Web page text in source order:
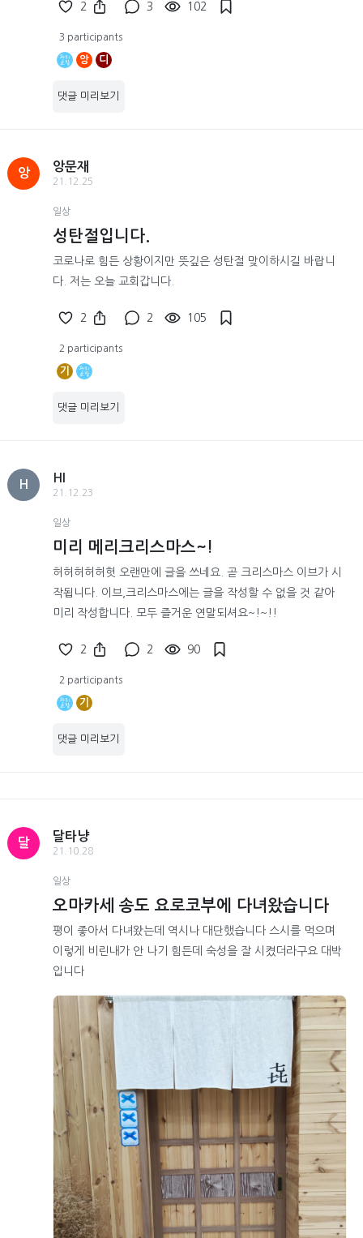
2 3 102
3 participants
앙 디
댓글 미리보기
앙
앙문재
21.12.25
일상
성탄절입니다.
코로나로 힘든 상황이지만 뜻깊은 성탄절 맞이하시길 바랍니
다. 저는 오늘 교회갑니다.
2 2 105
2 participants
기
댓글 미리보기
H
HI
21.12.23
일상
미리 메리크리스마스~!
허허허허허헛 오랜만에 글을 쓰네요. 곧 크리스마스 이브가 시
작됩니다. 이브,크리스마스에는 글을 작성할 수 없을 것 같아
미리 작성합니다. 모두 즐거운 연말되셔요~!~!!
2 2 90
2 participants
기
댓글 미리보기
달
달타냥
21.10.28
일상
오마카세 송도 요로코부에 다녀왔습니다
평이 좋아서 다녀왔는데 역시나 대단했습니다 스시를 먹으며
이렇게 비린내가 안 나기 힘든데 숙성을 잘 시켰더라구요 대박
입니다